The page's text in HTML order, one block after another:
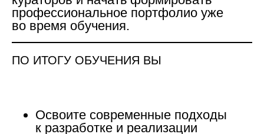
профессиональное портфолио уже
во время обучения.
ПО ИТОГУ ОБУЧЕНИЯ ВЫ
Освоите современные подходы
к разработке и реализации